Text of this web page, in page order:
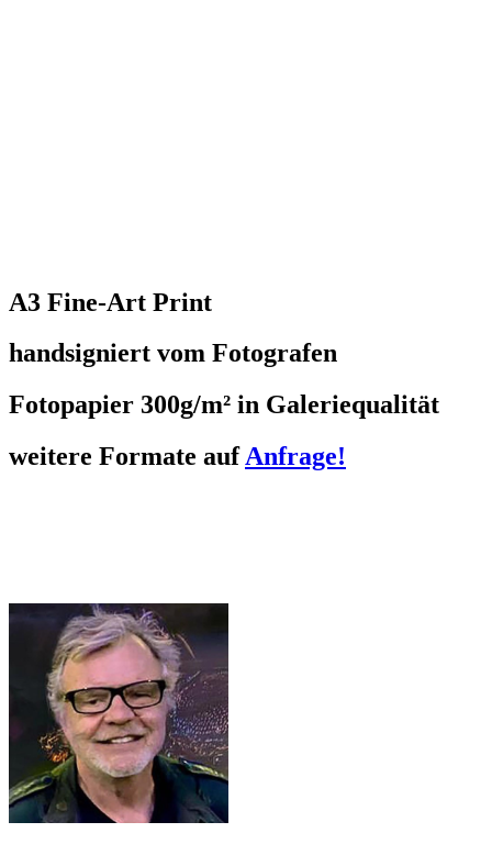
A3 Fine-Art Print
handsigniert vom Fotografen
Fotopapier 300g/m² in Galeriequalität
weitere Formate aufAnfrage!